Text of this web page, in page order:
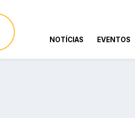
NOTÍCIAS EVENTOS